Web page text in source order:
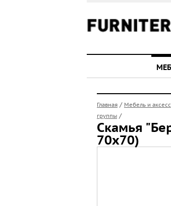
Главная / Мебель и
группы /
Скамья
70х70)